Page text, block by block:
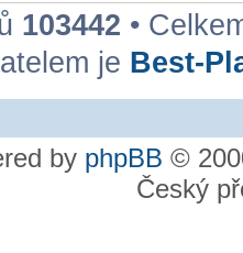
103442 •
je Best-
by phpBB ©
Český